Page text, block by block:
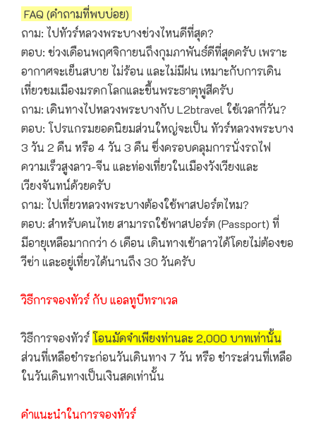
FAQ (คำถามที่พบบ่อย)
ถาม: ไปทัวร์หลวงพระบางช่วงไหนดีที่สุด?
ตอบ: ช่วงเดือนพฤศจิกายนถึงกุมภาพันธ์ดีที่สุดครับ เพราะ
อากาศจะเย็นสบาย ไม่ร้อน และไม่มีฝน เหมาะกับการเดิน
เที่ยวชมเมืองมรดกโลกและขึ้นพระธาตุพูสีครับ
ถาม: เดินทางไปหลวงพระบางกับ L2btravel ใช้เวลากี่วัน?
ตอบ: โปรแกรมยอดนิยมส่วนใหญ่จะเป็น ทัวร์หลวงพระบาง
3 วัน 2 คืน หรือ 4 วัน 3 คืน ซึ่งครอบคลุมการนั่งรถไฟ
ความเร็วสูงลาว-จีน และท่องเที่ยวในเมืองวังเวียงและ
เวียงจันทน์ด้วยครับ
ถาม: ไปเที่ยวหลวงพระบางต้องใช้พาสปอร์ตไหม?
ตอบ: สำหรับคนไทย สามารถใช้พาสปอร์ต (Passport) ที่
มีอายุเหลือมากกว่า 6 เดือน เดินทางเข้าลาวได้โดยไม่ต้องขอ
วีซ่า และอยู่เที่ยวได้นานถึง 30 วันครับ
วิธีการจองทัวร์ กับ แอลทูบีทราเวล
วิธีการจองทัวร์โอนมัดจำเพียงท่านละ 2,000 บาทเท่านั้น
ส่วนที่เหลือชำระก่อนวันเดินทาง 7 วัน หรือ ชำระส่วนที่เหลือ
ในวันเดินทางเป็นเงินสดเท่านั้น
คำแนะนำในการจองทัวร์